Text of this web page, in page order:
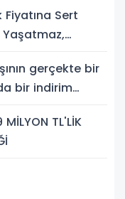
Fiyatına Sert
Yaşatmaz,
gerçekte bir
bir indirim
TL'LİK